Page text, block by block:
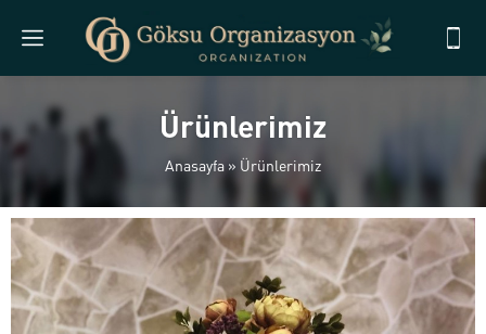
Ürünlerimiz
Anasayfa» Ürünlerimiz